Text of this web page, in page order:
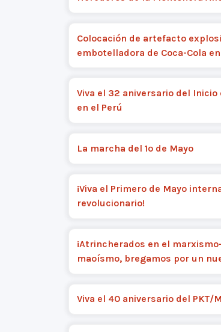
Colocación de artefacto
embotelladora de Coca-Cola
Viva el 32 aniversario del Inicio
en el Perú
La marcha del 1º de Mayo
¡Viva el Primero de Mayo
revolucionario!
¡Atrincherados en el
maoísmo, bregamos por un
Viva el 40 aniversario del PKT/